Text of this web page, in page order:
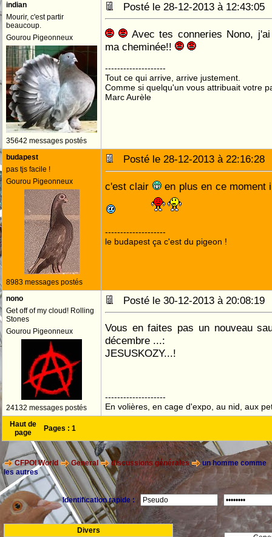
indian
Mourir, c'est partir
beaucoup.
Gourou Pigeonneux
35642 messages postés
Posté le 28-12-2013 à
Avec tes conneries Nono,
ma cheminée!!
--------------------
Tout ce qui arrive, arrive justement.
Comme si quelqu'un vous attribuait votre
Marc Aurèle
budapest
pas tjs facile !
Gourou Pigeonneux
8983 messages postés
Posté le 28-12-2013 à
c'est clair en plus en ce moment
--------------------
le budapest ça c'est du pigeon !
nono
Get off of my cloud! Rolling
Stones
Gourou Pigeonneux
24132 messages postés
Posté le 30-12-2013 à
Vous en faites pas un nouveau
décembre ...:
JESUSKOZY...!
--------------------
En volières, en cage d'expo, au nid, aux
Haut de
page
Pages : 1
CFPOI World General discussions générales
un homme comme
les autres
Identification rapide :
Divers